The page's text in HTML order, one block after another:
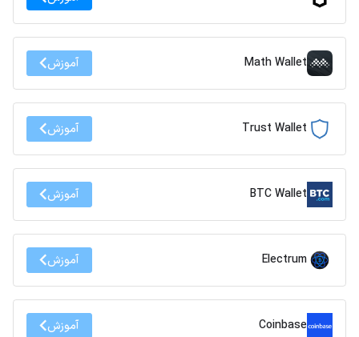
Math Wallet آموزش
Trust Wallet آموزش
BTC Wallet آموزش
Electrum آموزش
Coinbase آموزش